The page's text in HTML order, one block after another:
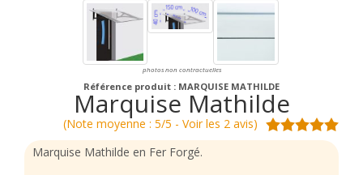
photos non contractuelles
Référence produit : MARQUISE MATHILDE
Marquise Mathilde
(Note moyenne : 5/5 - Voir les 2 avis)
Marquise Mathilde en Fer Forgé.